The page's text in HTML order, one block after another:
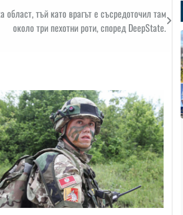
тъй като врагът е съсредоточил там
около три пехотни роти, според DeepState.